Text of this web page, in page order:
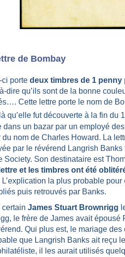
de Bombay
porte deux timbres de 1 penny
dire qu’ils sont de la bonne
Cette lettre porte le nom de
qu’elle fut découverte à la fin du
dans un bazar par un employé
du nom de Charles Howard. La
par le révérend Langrish Banks
Society. Son destinataire est
et les timbres ont été
la plus probable pour
puis retrouvés par Banks.
certain James Stuart Brownrigg
le frère de James avait épousé
Qui plus est, le mariage des
que Langrish Banks ait reçu
il les aurait utilisés